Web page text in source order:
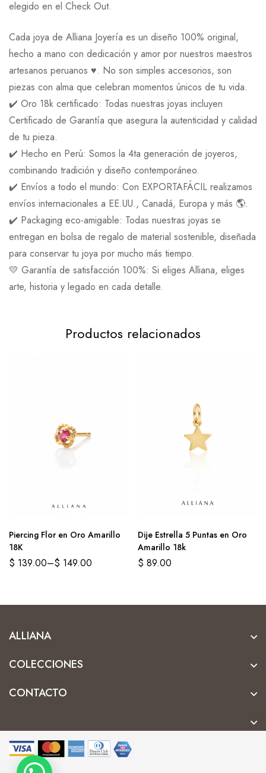
elegido en el Check Out.
Cada joya de Alliana Joyería es un diseño 100% original,
hecho a mano con dedicación y amor por nuestros maestros
artesanos peruanos ♥️. No son simples accesorios, son
piezas con alma que celebran momentos únicos de tu vida.
✔️ Oro 18k certificado: Todas nuestras joyas incluyen
Certificado de Garantía que asegura la autenticidad y calidad
de tu pieza.
✔️ Hecho en Perú: Somos la 4ta generación de joyeros,
combinando tradición y diseño contemporáneo.
✔️ Envíos a todo el mundo: Con EXPORTAFÁCIL realizamos
envíos internacionales a EE.UU., Canadá, Europa y más 🌎.
✔️ Packaging eco-amigable: Todas nuestras joyas se
entregan en bolsa de regalo de material sostenible, diseñada
para conservar tu joya por mucho más tiempo.
💛 Garantía de satisfacción 100%: Si eliges Alliana, eliges
arte, historia y legado en cada detalle.
Productos relacionados
Piercing Flor en Oro Amarillo
18K
$ 139.00–$ 149.00
Dije Estrella 5 Puntas en Oro
Amarillo 18k
$ 89.00
ALLIANA
COLECCIONES
CONTACTO